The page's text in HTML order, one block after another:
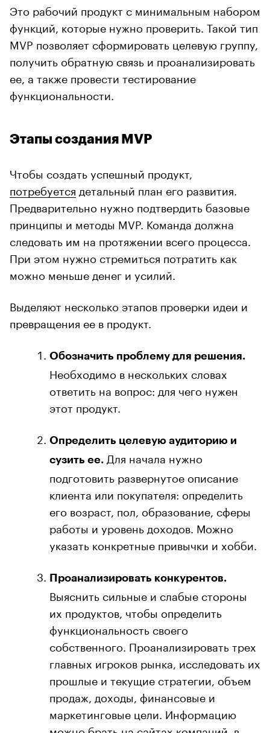
Это рабочий продукт с минимальным набором
функций, которые нужно проверить. Такой тип
MVP позволяет сформировать целевую группу,
получить обратную связь и проанализировать
ее, а также провести тестирование
функциональности.
Этапы создания MVP
Чтобы создать успешный продукт,
потребуется детальный план его развития.
Предварительно нужно подтвердить базовые
принципы и методы MVP. Команда должна
следовать им на протяжении всего процесса.
При этом нужно стремиться потратить как
можно меньше денег и усилий.
Выделяют несколько этапов проверки идеи и
превращения ее в продукт.
Обозначить проблему для решения.
Необходимо в нескольких словах
ответить на вопрос: для чего нужен
этот продукт.
Определить целевую аудиторию и
сузить ее. Для начала нужно
подготовить развернутое описание
клиента или покупателя: определить
его возраст, пол, образование, сферы
работы и уровень доходов. Можно
указать конкретные привычки и хобби.
Проанализировать конкурентов.
Выяснить сильные и слабые стороны
их продуктов, чтобы определить
функциональность своего
собственного. Проанализировать трех
главных игроков рынка, исследовать их
прошлые и текущие стратегии, объем
продаж, доходы, финансовые и
маркетинговые цели. Информацию